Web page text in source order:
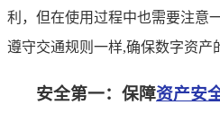
利，但在使用过程中也需要注意
遵守交通规则一样,确保数字资产
安全第一：保障资产安